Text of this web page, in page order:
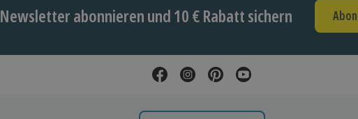
Newsletter abonnieren und 10 € Rabatt sichern